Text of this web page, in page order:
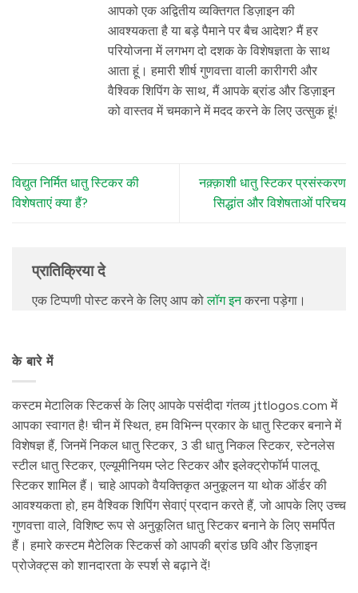
आपको एक अद्वितीय व्यक्तिगत डिज़ाइन की
आवश्यकता है या बड़े पैमाने पर बैच आदेश? मैं हर
परियोजना में लगभग दो दशक के विशेषज्ञता के साथ
आता हूं। हमारी शीर्ष गुणवत्ता वाली कारीगरी और
वैश्विक शिपिंग के साथ, मैं आपके ब्रांड और डिज़ाइन
को वास्तव में चमकाने में मदद करने के लिए उत्सुक हूं!
विद्युत निर्मित धातु स्टिकर की
विशेषताएं क्या हैं?
नक़्क़ाशी धातु स्टिकर प्रसंस्करण
सिद्धांत और विशेषताओं परिचय
प्रातिक्रिया दे
एक टिप्पणी पोस्ट करने के लिए आप कोलॉग इनकरना पड़ेगा।
के बारे में
कस्टम मेटालिक स्टिकर्स के लिए आपके पसंदीदा गंतव्य jttlogos.com में
आपका स्वागत है! चीन में स्थित, हम विभिन्न प्रकार के धातु स्टिकर बनाने में
विशेषज्ञ हैं, जिनमें निकल धातु स्टिकर, 3 डी धातु निकल स्टिकर, स्टेनलेस
स्टील धातु स्टिकर, एल्यूमीनियम प्लेट स्टिकर और इलेक्ट्रोफॉर्म पालतू
स्टिकर शामिल हैं। चाहे आपको वैयक्तिकृत अनुकूलन या थोक ऑर्डर की
आवश्यकता हो, हम वैश्विक शिपिंग सेवाएं प्रदान करते हैं, जो आपके लिए उच्च
गुणवत्ता वाले, विशिष्ट रूप से अनुकूलित धातु स्टिकर बनाने के लिए समर्पित
हैं। हमारे कस्टम मैटेलिक स्टिकर्स को आपकी ब्रांड छवि और डिज़ाइन
प्रोजेक्ट्स को शानदारता के स्पर्श से बढ़ाने दें!